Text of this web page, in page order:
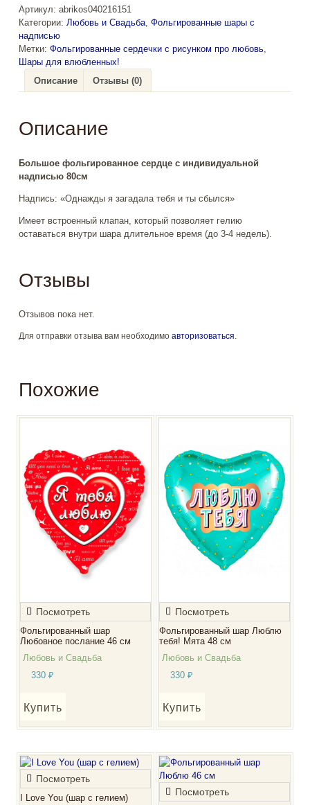
сердце
с
индивидуальной
надписью
80см
Артикул: abrikos040216151
Категории: Любовь и Свадьба, Фольгированные шары с
надписью
Метки: Фольгированные сердечки с рисунком про любовь,
Шары для влюбленных!
Описание
Отзывы (0)
Описание
Большое фольгированное сердце с индивидуальной
надписью 80см
Надпись: «Однажды я загадала тебя и ты сбылся»
Имеет встроенный клапан, который позволяет гелию
оставаться внутри шара длительное время (до 3-4 недель).
Отзывы
Отзывов пока нет.
Для отправки отзыва вам необходимо авторизоваться.
Похожие
Посмотреть
Фольгированный шар
Любовное послание 46 см
Любовь и Свадьба
330 ₽
Купить
Посмотреть
Фольгированный шар Люблю
тебя! Мята 48 см
Любовь и Свадьба
330 ₽
Купить
Посмотреть
I Love You (шар с гелием)
Посмотреть